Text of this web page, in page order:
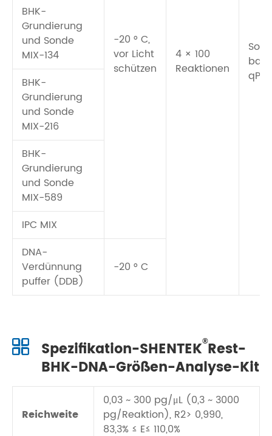
4 × 100
Reaktionen
-20 ° C,
vor Licht
schützen
BHK-
Grundierung
und Sonde
MIX-134
BHK-
Grundierung
und Sonde
MIX-216
BHK-
Grundierung
und Sonde
MIX-589
IPC MIX
DNA-
Verdünnung
puffer (DDB)
-20 ° C
Spezifikation-SHENTEK®Rest-
BHK-DNA-Größen-Analyse-Kit
Reichweite
0,03 ~ 300 pg/μL (0,3 ~ 3000
pg/Reaktion), R2> 0,990,
83,3% ≤ E≤ 110,0%